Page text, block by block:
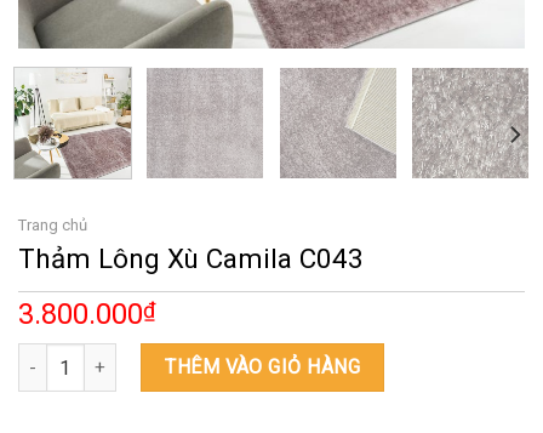
Trang chủ
Thảm Lông Xù Camila C043
3.800.000₫
Thảm Lông Xù Camila C043 số lượng
THÊM VÀO GIỎ HÀNG